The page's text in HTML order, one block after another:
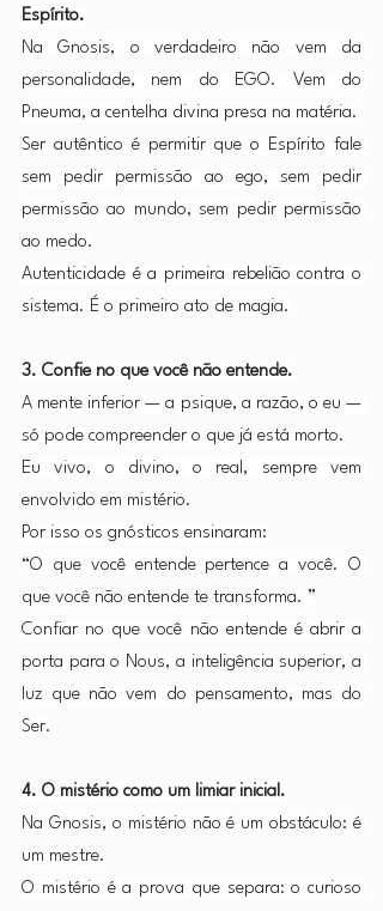
Espírito.
Na Gnosis, o verdadeiro não vem da
personalidade, nem do EGO. Vem do
Pneuma, a centelha divina presa na matéria.
Ser autêntico é permitir que o Espírito fale
sem pedir permissão ao ego, sem pedir
permissão ao mundo, sem pedir permissão
ao medo.
Autenticidade é a primeira rebelião contra o
sistema. É o primeiro ato de magia.
3. Confie no que você não entende.
A mente inferior — a psique, a razão, o eu —
só pode compreender o que já está morto.
Eu vivo, o divino, o real, sempre vem
envolvido em mistério.
Por isso os gnósticos ensinaram:
“O que você entende pertence a você. O
que você não entende te transforma. ”
Confiar no que você não entende é abrir a
porta para o Nous, a inteligência superior, a
luz que não vem do pensamento, mas do
Ser.
4. O mistério como um limiar inicial.
Na Gnosis, o mistério não é um obstáculo: é
um mestre.
O mistério é a prova que separa: o curioso